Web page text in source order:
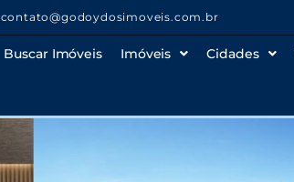
contato@godoydosimoveis.com.br
Buscar Imóveis Imóveis Cidades